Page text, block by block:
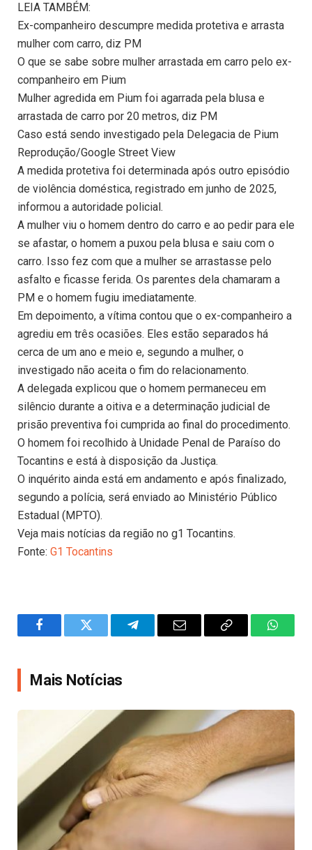
LEIA TAMBÉM:
Ex-companheiro descumpre medida protetiva e arrasta
mulher com carro, diz PM
O que se sabe sobre mulher arrastada em carro pelo ex-
companheiro em Pium
Mulher agredida em Pium foi agarrada pela blusa e
arrastada de carro por 20 metros, diz PM
Caso está sendo investigado pela Delegacia de Pium
Reprodução/Google Street View
A medida protetiva foi determinada após outro episódio
de violência doméstica, registrado em junho de 2025,
informou a autoridade policial.
A mulher viu o homem dentro do carro e ao pedir para ele
se afastar, o homem a puxou pela blusa e saiu com o
carro. Isso fez com que a mulher se arrastasse pelo
asfalto e ficasse ferida. Os parentes dela chamaram a
PM e o homem fugiu imediatamente.
Em depoimento, a vítima contou que o ex-companheiro a
agrediu em três ocasiões. Eles estão separados há
cerca de um ano e meio e, segundo a mulher, o
investigado não aceita o fim do relacionamento.
A delegada explicou que o homem permaneceu em
silêncio durante a oitiva e a determinação judicial de
prisão preventiva foi cumprida ao final do procedimento.
O homem foi recolhido à Unidade Penal de Paraíso do
Tocantins e está à disposição da Justiça.
O inquérito ainda está em andamento e após finalizado,
segundo a polícia, será enviado ao Ministério Público
Estadual (MPTO).
Veja mais notícias da região no g1 Tocantins.
Fonte: G1 Tocantins
FacebookTwitter TelegramEmail
Copy
Mais Notícias